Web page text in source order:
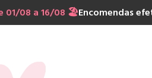
01/08 a 16/08 🏖️Encomendas